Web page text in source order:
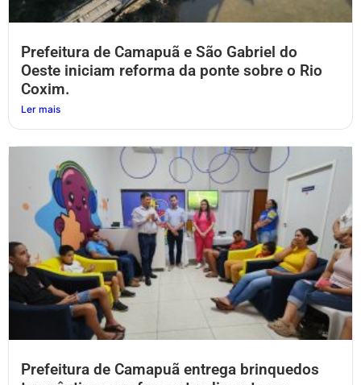
Prefeitura de Camapuã e São Gabriel do
Oeste iniciam reforma da ponte sobre o Rio
Coxim.
Ler mais
Prefeitura de Camapuã entrega brinquedos